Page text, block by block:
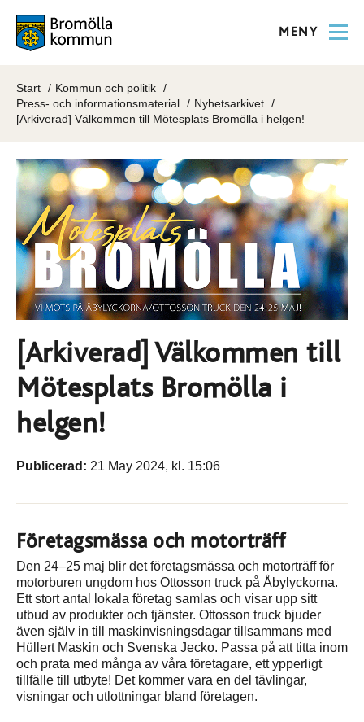
MENY
Start
Kommun och politik
Press- och informationsmaterial
Nyhetsarkivet
[Arkiverad] Välkommen till Mötesplats Bromölla i helgen!
[Arkiverad] Välkommen till
Mötesplats Bromölla i
helgen!
Publicerad: 21 May 2024, kl. 15:06
Företagsmässa och motorträff
Den 24–25 maj blir det företagsmässa och motorträff för
motorburen ungdom hos Ottosson truck på Åbylyckorna.
Ett stort antal lokala företag samlas och visar upp sitt
utbud av produkter och tjänster. Ottosson truck bjuder
även själv in till maskinvisningsdagar tillsammans med
Hüllert Maskin och Svenska Jecko. Passa på att titta inom
och prata med många av våra företagare, ett ypperligt
tillfälle till utbyte! Det kommer vara en del tävlingar,
visningar och utlottningar bland företagen.